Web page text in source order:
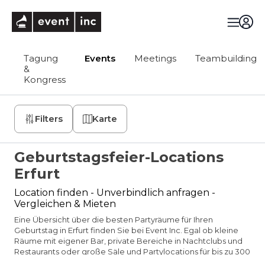
Tagung
&
Kongress
Events Meetings Teambuilding
Filters Karte
Geburtstagsfeier-Locations
Erfurt
Location finden - Unverbindlich anfragen -
Vergleichen & Mieten
Eine Übersicht über die besten Partyräume für Ihren
Geburtstag in Erfurt finden Sie bei Event Inc. Egal ob kleine
Räume mit eigener Bar, private Bereiche in Nachtclubs und
Restaurants oder große Säle und Partylocations für bis zu 300